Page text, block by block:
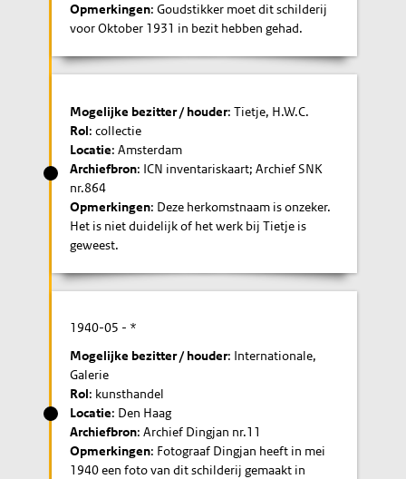
Opmerkingen: Goudstikker moet dit schilderij
voor Oktober 1931 in bezit hebben gehad.
Mogelijke bezitter / houder: Tietje, H.W.C.
Rol: collectie
Locatie: Amsterdam
Archiefbron: ICN inventariskaart; Archief SNK
nr.864
Opmerkingen: Deze herkomstnaam is onzeker.
Het is niet duidelijk of het werk bij Tietje is
geweest.
1940-05 - *
Mogelijke bezitter / houder: Internationale,
Galerie
Rol: kunsthandel
Locatie: Den Haag
Archiefbron: Archief Dingjan nr.11
Opmerkingen: Fotograaf Dingjan heeft in mei
1940 een foto van dit schilderij gemaakt in